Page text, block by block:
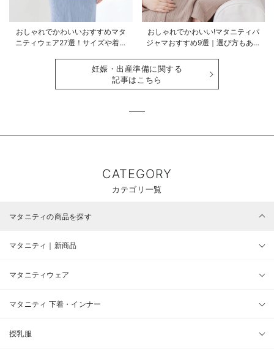
おしゃれでかわいいおすすめマタ
ニティウェア27選！サイズや着る
おしゃれでかわいい!マタニティパ
ジャマおすすめ9選｜選び方もあわ
妊娠・出産準備に関する
記事はこちら
CATEGORY
カテゴリ一覧
マタニティの商品を探す
マタニティ｜新商品
マタニティウェア
マタニティ 下着・インナー
授乳服